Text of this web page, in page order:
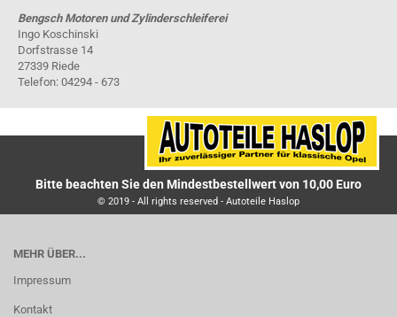
Bengsch Motoren und Zylinderschleiferei
Ingo Koschinski
Dorfstrasse 14
27339 Riede
Telefon: 04294 - 673
Bitte beachten Sie den Mindestbestellwert von 10,00 Euro
© 2019 - All rights reserved - Autoteile Haslop
MEHR ÜBER...
Impressum
Kontakt